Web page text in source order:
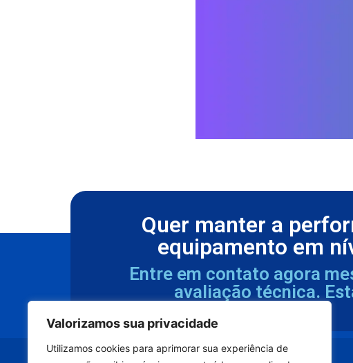
Valorizamos sua privacidade
Utilizamos cookies para aprimorar sua experiência de
Quer manter a
equipamento em
Entre em contato agora
avaliação técnica.